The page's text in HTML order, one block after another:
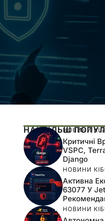
НАЙБІЛЬШНОВИНИ
Критичні
VSPC,
Django
НОВИНИ
Активна
63077 У
НОВИНИ